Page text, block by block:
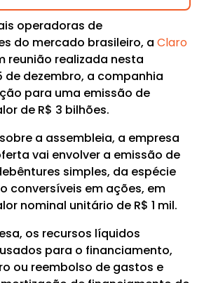
operadoras de
do mercado brasileiro, a Claro
reunião realizada nesta
de dezembro, a companhia
para uma emissão de
de R$ 3 bilhões.
a assembleia, a empresa
vai envolver a emissão de
simples, da espécie
conversíveis em ações, em
nominal unitário de R$ 1 mil.
os recursos líquidos
para o financiamento,
ou reembolso de gastos e